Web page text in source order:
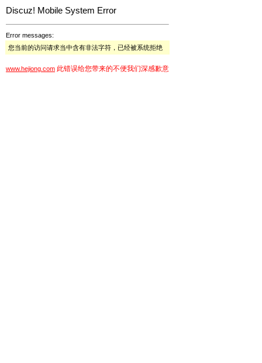
Discuz! Mobile System Error
Error messages:
您当前的访问请求当中含有非法字符，已经被系统拒绝
www.hejiong.com 此错误给您带来的不便我们深感歉意